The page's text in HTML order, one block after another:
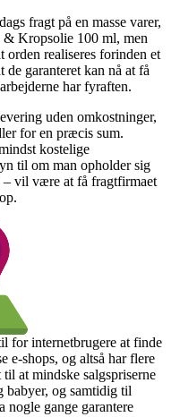
fragt på en masse varer,
Kropsolie 100 ml, men
orden realiseres forinden et
garanteret kan nå at få
har fyraften.
uden omkostninger,
for en præcis sum.
kostelige
til om man opholder sig
vil være at få fragtfirmaet
for internetbrugere at finde
e-shops, og altså har flere
at mindske salgspriserne
babyer, og samtidig til
nogle gange garantere